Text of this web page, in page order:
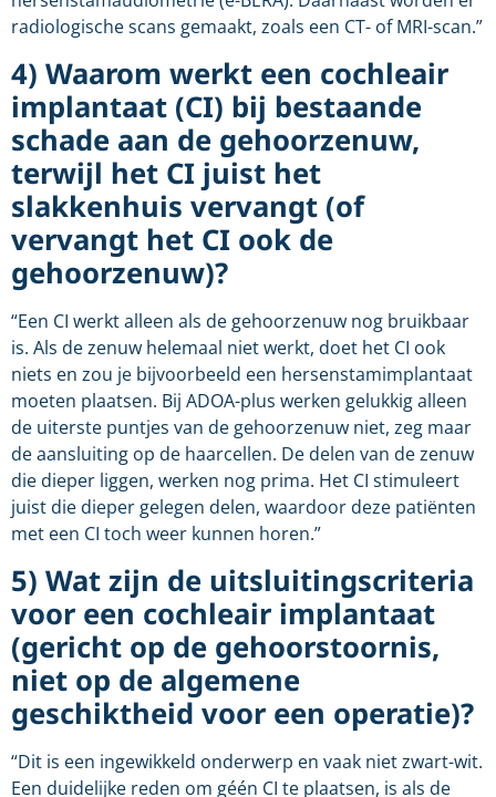
radiologische scans gemaakt, zoals een CT- of MRI-scan.”
4) Waarom werkt een cochleair
implantaat (CI) bij bestaande
schade aan de gehoorzenuw,
terwijl het CI juist het
slakkenhuis vervangt (of
vervangt het CI ook de
gehoorzenuw)?
“Een CI werkt alleen als de gehoorzenuw nog bruikbaar
is. Als de zenuw helemaal niet werkt, doet het CI ook
niets en zou je bijvoorbeeld een hersenstamimplantaat
moeten plaatsen. Bij ADOA-plus werken gelukkig alleen
de uiterste puntjes van de gehoorzenuw niet, zeg maar
de aansluiting op de haarcellen. De delen van de zenuw
die dieper liggen, werken nog prima. Het CI stimuleert
juist die dieper gelegen delen, waardoor deze patiënten
met een CI toch weer kunnen horen.”
5) Wat zijn de uitsluitingscriteria
voor een cochleair implantaat
(gericht op de gehoorstoornis,
niet op de algemene
geschiktheid voor een operatie)?
“Dit is een ingewikkeld onderwerp en vaak niet zwart-wit.
Een duidelijke reden om géén CI te plaatsen, is als de